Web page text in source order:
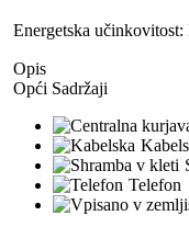
Energetska
Opis
Opći Sadržaji
Telefon